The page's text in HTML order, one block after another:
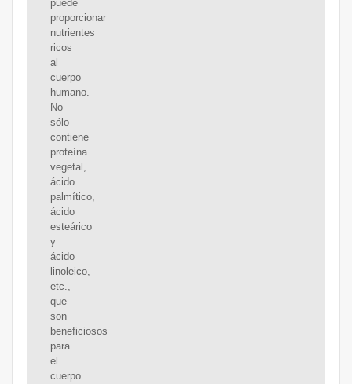
puede
proporcionar
nutrientes
ricos
al
cuerpo
humano.
No
sólo
contiene
proteína
vegetal,
ácido
palmítico,
ácido
esteárico
y
ácido
linoleico,
etc.,
que
son
beneficiosos
para
el
cuerpo